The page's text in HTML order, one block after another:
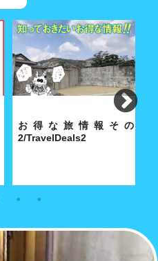
お得な旅情報その
2/TravelDeals2
知っておきたいお得な旅情報を